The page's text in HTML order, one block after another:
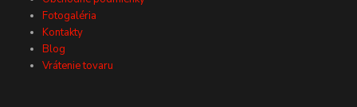
Fotogaléria
Kontakty
Blog
Vrátenie tovaru